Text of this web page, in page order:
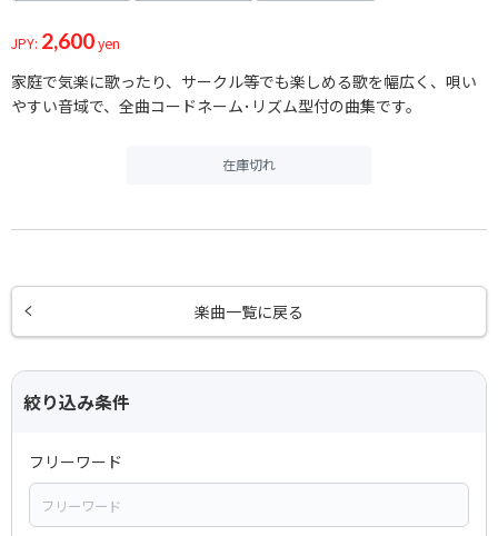
JPY: 2,600yen
家庭で気楽に歌ったり、サークル等でも楽しめる歌を幅広く、唄い
やすい音域で、全曲コードネーム･リズム型付の曲集です。
在庫切れ
楽曲一覧に戻る
絞り込み条件
フリーワード